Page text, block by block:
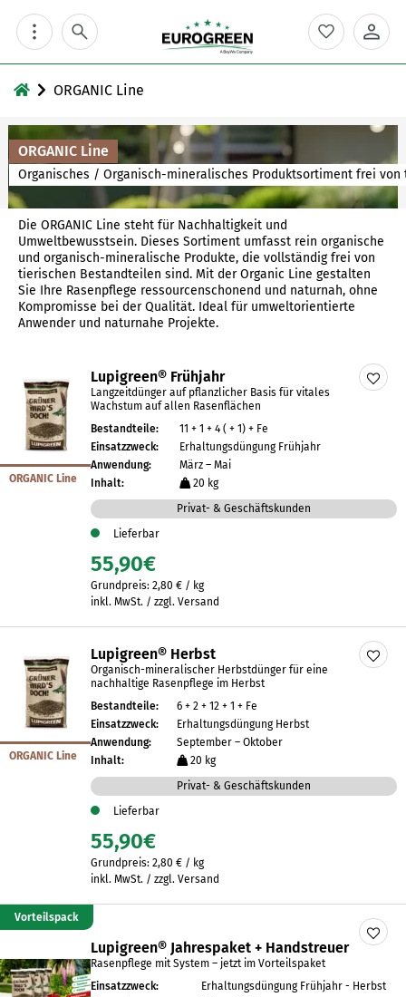
Skip
content
ORGANIC Line
ORGANIC Line
Organisches / Organisch-mineralisches Produktsortiment frei
Die ORGANIC Line steht für Nachhaltigkeit und
Umweltbewusstsein. Dieses Sortiment umfasst rein organische
und organisch-mineralische Produkte, die vollständig frei von
tierischen Bestandteilen sind. Mit der Organic Line gestalten
Sie Ihre Rasenpflege ressourcenschonend und naturnah, ohne
Kompromisse bei der Qualität. Ideal für umweltorientierte
Anwender und naturnahe Projekte.
ORGANIC Line
Lupigreen® Frühjahr
Langzeitdünger auf pflanzlicher Basis für vitales
Wachstum auf allen Rasenflächen
Bestandteile:
11 + 1 + 4 ( + 1) + Fe
Einsatzzweck:
Erhaltungsdüngung Frühjahr
Anwendung:
März – Mai
Inhalt:
20 kg
Privat- & Geschäftskunden
Lieferbar
55,90€
Grundpreis: 2,80 € / kg
inkl. MwSt. / zzgl. Versand
ORGANIC Line
Lupigreen® Herbst
Organisch-mineralischer Herbstdünger für eine
nachhaltige Rasenpflege im Herbst
Bestandteile:
6 + 2 + 12 + 1 + Fe
Einsatzzweck:
Erhaltungsdüngung Herbst
Anwendung:
September – Oktober
Inhalt:
20 kg
Privat- & Geschäftskunden
Lieferbar
55,90€
Grundpreis: 2,80 € / kg
inkl. MwSt. / zzgl. Versand
Vorteilspack
Lupigreen® Jahrespaket + Handstreuer
Rasenpflege mit System – jetzt im Vorteilspaket
Einsatzzweck:
Erhaltungsdüngung Frühjahr - Herbst